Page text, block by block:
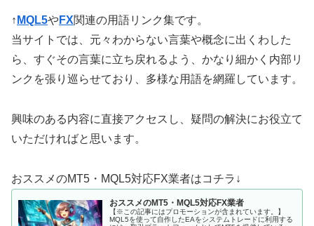
↑ MQL5やFX関連の用語リンク集です。
当サイトでは、元々わからない言葉や概念に出くわした
ら、すぐその言葉に立ち戻れるよう、かなり細かく内部リ
ンクを張り巡らせており、多様な用語を網羅しています。
興味のある内容に直接アクセスし、疑問の解決にお役立て
いただければと思います。
おススメのMT5・MQL5対応FX業者はコチラ↓
おススメのMT5・MQL5対応FX業者
【※この記事にはプロモーションが含まれています。】
MQL5を使って自作したEAをシステムトレードに利用する